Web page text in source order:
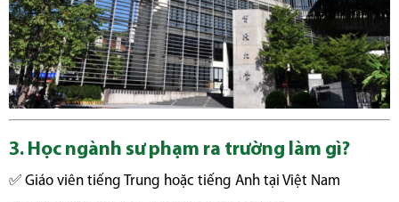
3. Học ngành sư phạm ra trường làm gì?
✅ Giáo viên tiếng Trung hoặc tiếng Anh tại Việt Nam